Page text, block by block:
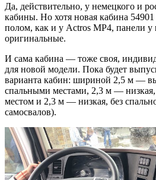
Да, действительно, у немецкого и
кабины. Но хотя новая кабина
полом, как и у Actros МР4, панели у
оригинальные.
И сама кабина — тоже своя,
для новой модели. Пока будет
варианта кабин: шириной 2,5 м —
спальными местами, 2,3 м —
местом и 2,3 м — низкая, без
самосвалов).